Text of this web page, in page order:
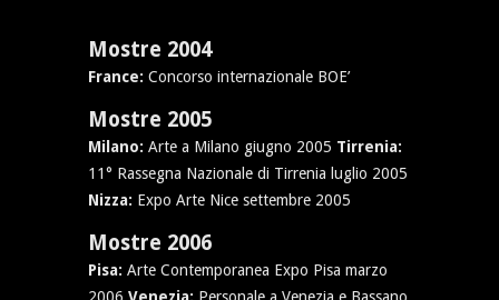
Mostre 2004
France: Concorso internazionale BOE’
Mostre 2005
Milano: Arte a Milano giugno 2005 Tirrenia:
11° Rassegna Nazionale di Tirrenia luglio 2005
Nizza: Expo Arte Nice settembre 2005
Mostre 2006
Pisa: Arte Contemporanea Expo Pisa marzo